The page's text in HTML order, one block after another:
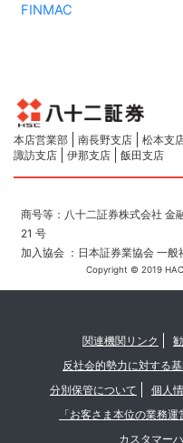
FINMAC
本店営業部 南長野支店 松本支
諏訪支店
伊那支店 飯田支店
商号等：八十二証券株式会社 金
21 号
加入協会 ：日本証券業協会 一
Copyright © 2019
関連機関リンク
反社会的勢力に対する
分別保管について
個人
「お客さま本位の業務
カスタマー